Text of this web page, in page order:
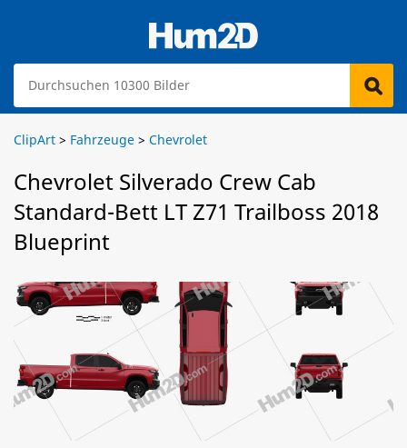
ClipArt > Fahrzeuge > Chevrolet
Chevrolet Silverado Crew Cab
Standard-Bett LT Z71 Trailboss 2018
Blueprint